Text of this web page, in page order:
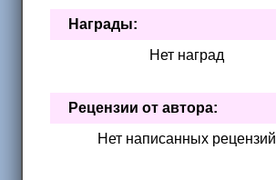
Награды:
Нет наград
Рецензии от автора:
Нет написанных рецензий